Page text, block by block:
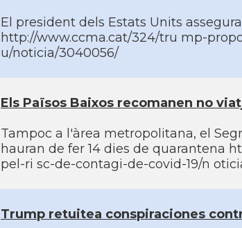
El president dels Estats Units
http://www.ccma.cat/324/tru mp-
u/noticia/3040056/
Els Països Baixos recomanen no
Tampoc a l'àrea metropolitana, el
hauran de fer 14 dies de quarantena
pel-ri sc-de-contagi-de-covid-19/n
Trump retuitea conspiraciones